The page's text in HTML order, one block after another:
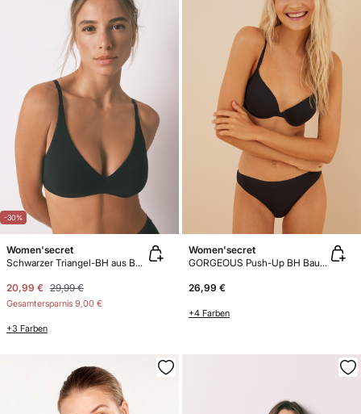
-30%
Women'secret
Schwarzer Triangel-BH aus Baumwolle
20,99 € 29,99 €
Gesamtersparnis 9,00 €
+3 Farben
Women'secret
GORGEOUS Push-Up BH Baumwolle Schwarz
26,99 €
+4 Farben